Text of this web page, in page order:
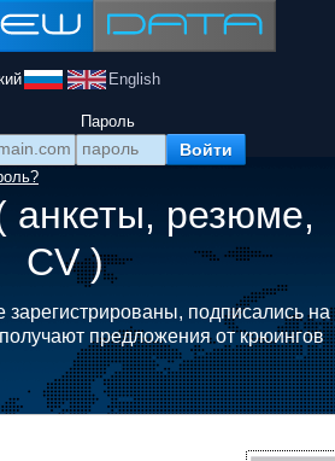
English
Пароль
анкеты, резюме,
CV )
подписались на
предложения от крюингов